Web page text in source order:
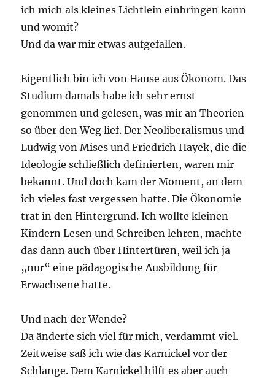
ich mich als kleines Lichtlein einbringen kann
und womit?
Und da war mir etwas aufgefallen.
Eigentlich bin ich von Hause aus Ökonom. Das
Studium damals habe ich sehr ernst
genommen und gelesen, was mir an Theorien
so über den Weg lief. Der Neoliberalismus und
Ludwig von Mises und Friedrich Hayek, die die
Ideologie schließlich definierten, waren mir
bekannt. Und doch kam der Moment, an dem
ich vieles fast vergessen hatte. Die Ökonomie
trat in den Hintergrund. Ich wollte kleinen
Kindern Lesen und Schreiben lehren, machte
das dann auch über Hintertüren, weil ich ja
„nur“ eine pädagogische Ausbildung für
Erwachsene hatte.
Und nach der Wende?
Da änderte sich viel für mich, verdammt viel.
Zeitweise saß ich wie das Karnickel vor der
Schlange. Dem Karnickel hilft es aber auch